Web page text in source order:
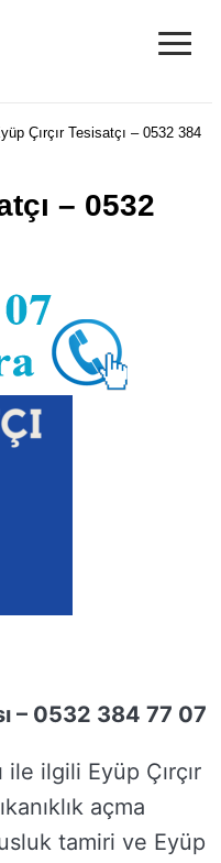
≡
Çırçır Tesisatçı – 0532 384
– 0532
– 0532 384 77 07
ile ilgili Eyüp Çırçır
açma
tamiri ve Eyüp